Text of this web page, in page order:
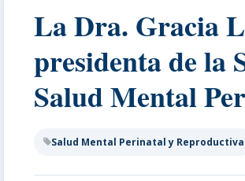
La Dra. Gracia
presidenta de la
Salud Mental
Salud Mental Perinatal y Reproductiva